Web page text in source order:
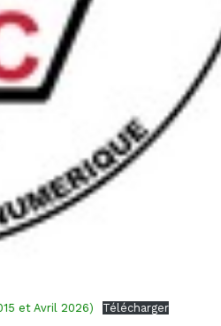
et Avril 2026) Télécharger